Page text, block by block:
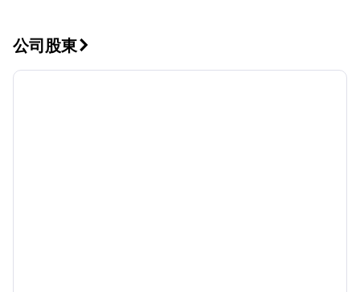
公司股東